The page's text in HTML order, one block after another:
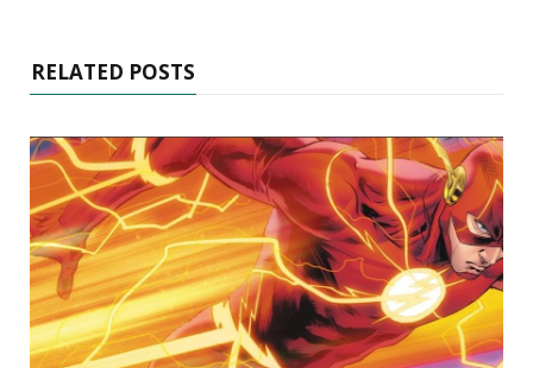
RELATED POSTS